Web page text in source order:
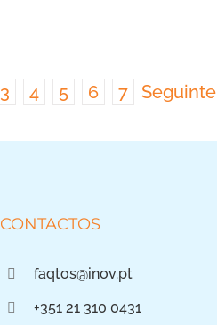
3 4 5 6 7 Seguinte
CONTACTOS
faqtos@inov.pt
+351 21 310 0431